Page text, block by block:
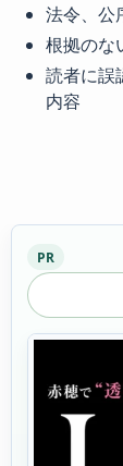
法令、公
根拠のな
読者に誤
内容
PR